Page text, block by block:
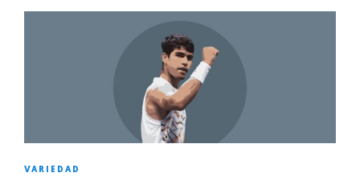
VARIEDAD